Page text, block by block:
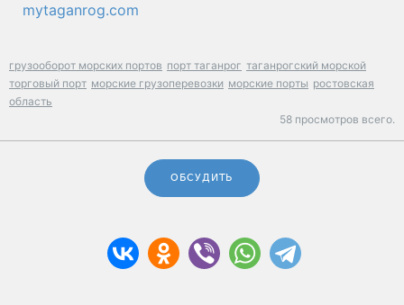
mytaganrog.com
грузооборот морских портов порт таганрог таганрогский морской
торговый порт морские грузоперевозки морские порты ростовская
область
58 просмотров всего.
ОБСУДИТЬ